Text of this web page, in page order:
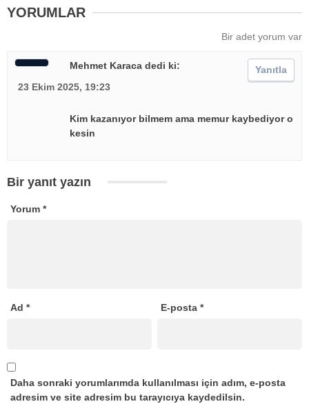
YORUMLAR
Bir adet yorum var
Mehmet Karaca dedi ki:
23 Ekim 2025, 19:23
Kim kazanıyor bilmem ama memur kaybediyor o
kesin
Yanıtla
Bir yanıt yazın
Yorum *
Ad * E-posta*
Daha sonraki yorumlarımda kullanılması için adım, e-posta
adresim ve site adresim bu tarayıcıya kaydedilsin.